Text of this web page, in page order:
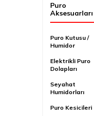
Puro
Aksesuarları
Puro Kutusu /
Humidor
Elektrikli Puro
Dolapları
Seyahat
Humidorları
Puro Kesicileri